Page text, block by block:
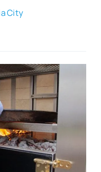
City